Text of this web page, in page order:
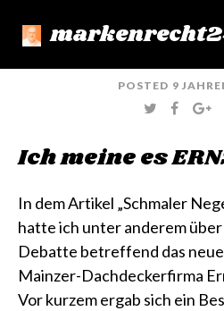
POSTED 9
T
W
E
F
A
B
O
G
O
L
E
Ich meine es
In dem Artikel „Schmaler
hatte ich unter anderem über
Debatte betreffend das
Mainzer-Dachdeckerfirma
Vor kurzem ergab sich ein